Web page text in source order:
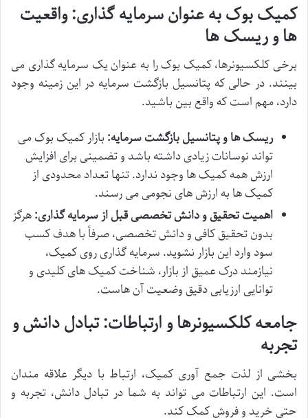
کمیک بوک به عنوان سرمایه گذاری: واقعیت
ها و ریسک ها
برخی کلکسیونرها، کمیک بوک را به عنوان یک سرمایه گذاری می
بینند. در حالی که پتانسیل بازگشت سرمایه در این زمینه وجود
دارد، مهم است که واقع بین باشید.
ریسک ها و پتانسیل بازگشت سرمایه: بازار کمیک بوک می
تواند نوسانات زیادی داشته باشد و تضمینی برای افزایش
ارزش همه کمیک ها وجود ندارد. تنها تعداد محدودی از
کمیک ها به ارزش های نجومی می رسند.
اهمیت تحقیق و دانش تخصصی قبل از سرمایه گذاری:هرگز
بدون تحقیق کافی و دانش تخصصی، صرفاً با هدف کسب
سود وارد این بازار نشوید. سرمایه گذاری روی کمیک،
نیازمند درک عمیق از بازار، شناخت کمیک های کلیدی و
توانایی ارزیابی دقیق وضعیت آن هاست.
جامعه کلکسیونرها و ارتباطات: تبادل دانش و
تجربه
بخشی از لذت جمع آوری کمیک، ارتباط با دیگر علاقه مندان
است. این ارتباطات می تواند به شما در تبادل دانش، تجربه و
حتی خرید و فروش کمک کند.